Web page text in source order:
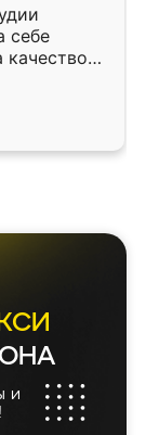
себе
качеством
почти
и